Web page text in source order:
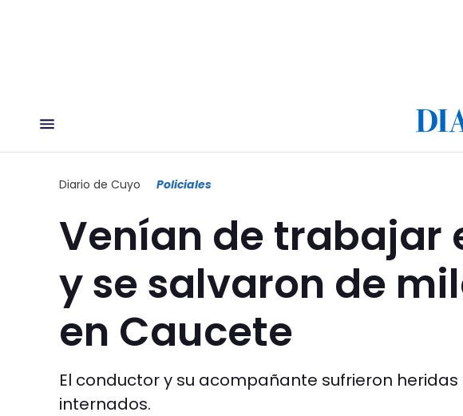
Diario de Cuyo Policiales
Venían de trabajar
y se salvaron de
en Caucete
El conductor y su acompañante sufrieron
internados.